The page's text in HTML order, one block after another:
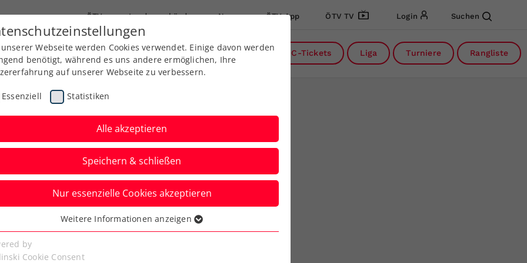
ÖTV Landesverbände News ÖTV App ÖTV TV Login Suchen
Ausbildung Services Über uns DC-Tickets Liga Turniere Rangliste
Trophy bringt
Kärnten
Webseite werden Cookies verwendet. Einige davon werden
benötigt, während es uns andere ermöglichen, Ihre
auf unserer Webseite zu verbessern.
Essenziell Statistiken
Alle akzeptieren
Speichern & schließen
Nur essenzielle Cookies akzeptieren
Cookies werden für grundlegende Funktionen der
benötigt. Dadurch ist gewährleistet, dass die Webseite
Weitere Informationen anzeigen
by
Cookie Consent